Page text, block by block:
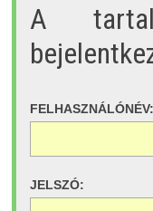
A
FELHASZNÁLÓNÉV:
JELSZÓ: